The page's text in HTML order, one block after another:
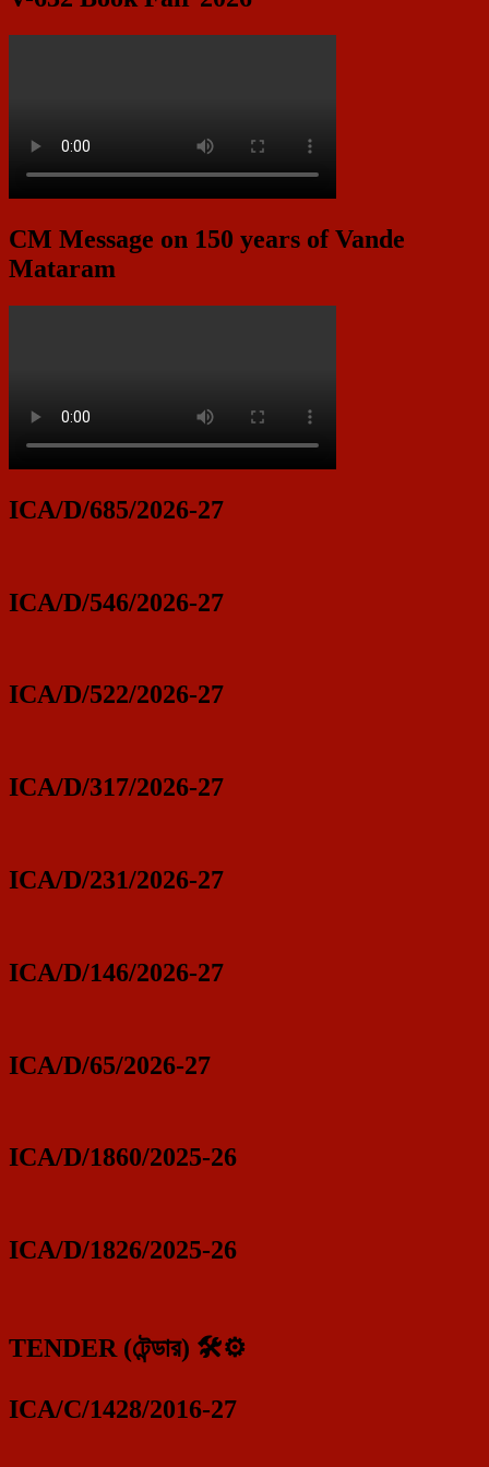
CM Message on 150 years of Vande
Mataram
ICA/D/685/2026-27
ICA/D/546/2026-27
ICA/D/522/2026-27
ICA/D/317/2026-27
ICA/D/231/2026-27
ICA/D/146/2026-27
ICA/D/65/2026-27
ICA/D/1860/2025-26
ICA/D/1826/2025-26
TENDER (টেন্ডার) 🛠️⚙️
ICA/C/1428/2016-27